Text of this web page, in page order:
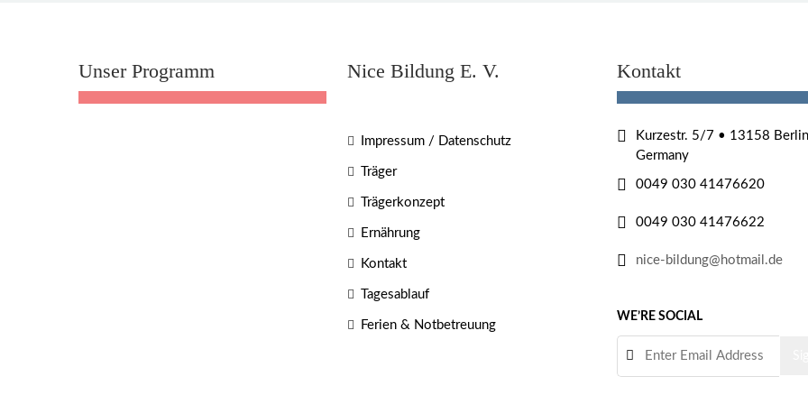
Unser Programm Nice Bildung E. V.
Impressum / Datenschutz
Träger
Trägerkonzept
Ernährung
Kontakt
Tagesablauf
Ferien & Notbetreuung
Kontakt
Kurzestr. 5/7 • 13158
Germany
0049 030 41476620
0049 030 41476622
nice-bildung@hotmail.de
WE’RE SOCIAL